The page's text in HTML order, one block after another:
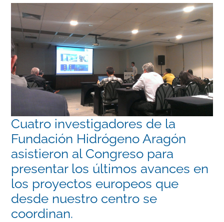
Cuatro investigadores de la
Fundación Hidrógeno Aragón
asistieron al Congreso para
presentar los últimos avances en
los proyectos europeos que
desde nuestro centro se
coordinan.